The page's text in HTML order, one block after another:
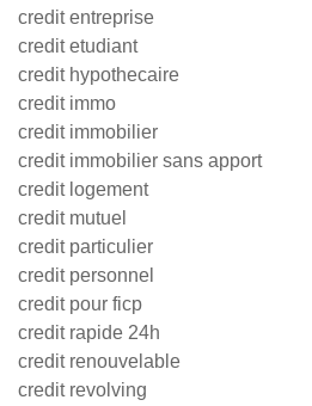
credit entreprise
credit etudiant
credit hypothecaire
credit immo
credit immobilier
credit immobilier sans apport
credit logement
credit mutuel
credit particulier
credit personnel
credit pour ficp
credit rapide 24h
credit renouvelable
credit revolving